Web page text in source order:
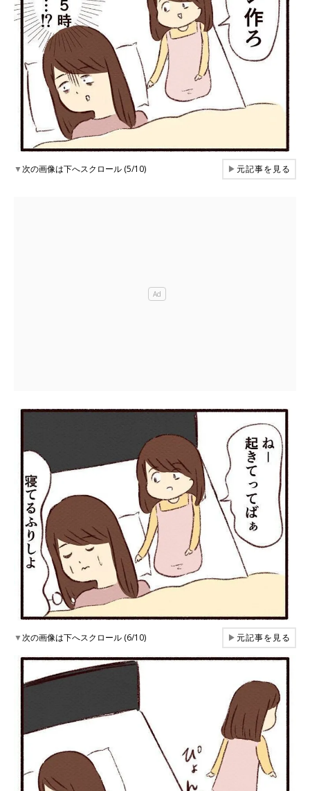
▼次の画像は下へスクロール (5/10) ▶元記事を見る
▼次の画像は下へスクロール (6/10) ▶元記事を見る